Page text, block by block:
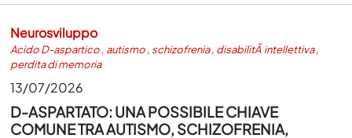
Neurosviluppo
Acido D-aspartico, autismo, schizofrenia, disabilitÃ intellettiva,
perdita di memoria
13/07/2026
D-ASPARTATO: UNA POSSIBILE CHIAVE
COMUNE TRA AUTISMO, SCHIZOFRENIA,